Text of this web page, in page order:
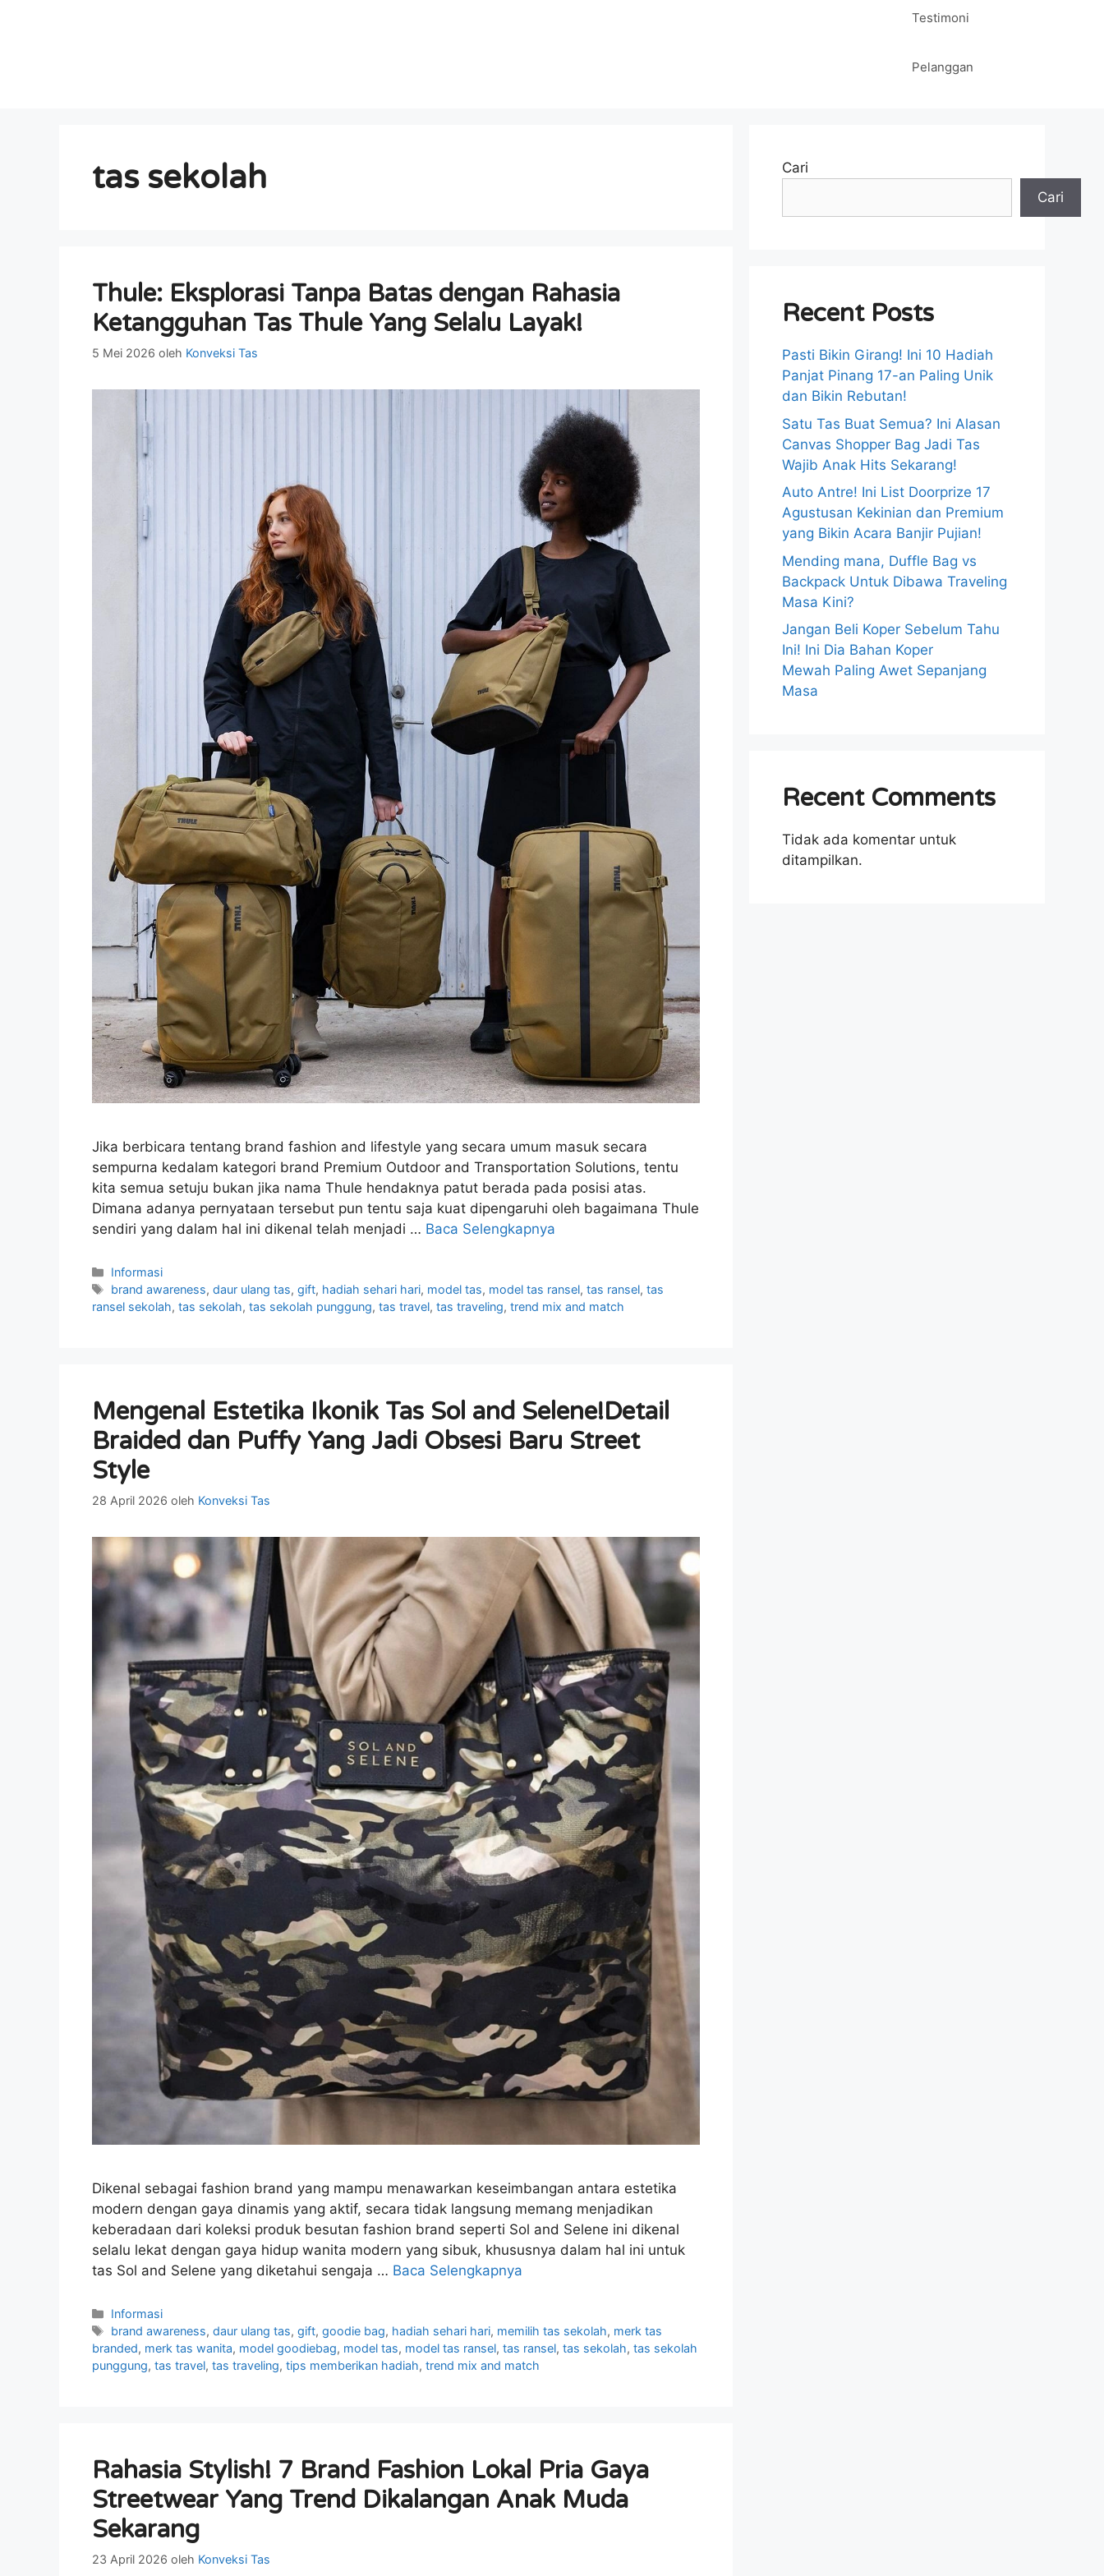
Testimoni
Pelanggan
tas sekolah
Thule: Eksplorasi Tanpa Batas dengan Rahasia
Ketangguhan Tas Thule Yang Selalu Layak!
5 Mei 2026 oleh Konveksi Tas
Jika berbicara tentang brand fashion and lifestyle yang secara umum masuk secara
sempurna kedalam kategori brand Premium Outdoor and Transportation Solutions, tentu
kita semua setuju bukan jika nama Thule hendaknya patut berada pada posisi atas.
Dimana adanya pernyataan tersebut pun tentu saja kuat dipengaruhi oleh bagaimana Thule
sendiri yang dalam hal ini dikenal telah menjadi … Baca Selengkapnya
Kategori
Informasi
Tag
brand awareness,daur ulang tas,gift, hadiah sehari hari, model tas, model tas ransel,tas ransel,tas
ransel sekolah, tas sekolah, tas sekolah punggung, tas travel, tas traveling, trend mix and match
Mengenal Estetika Ikonik Tas Sol and Selene!Detail
Braided dan Puffy Yang Jadi Obsesi Baru Street
Style
28 April 2026 oleh Konveksi Tas
Dikenal sebagai fashion brand yang mampu menawarkan keseimbangan antara estetika
modern dengan gaya dinamis yang aktif, secara tidak langsung memang menjadikan
keberadaan dari koleksi produk besutan fashion brand seperti Sol and Selene ini dikenal
selalu lekat dengan gaya hidup wanita modern yang sibuk, khususnya dalam hal ini untuk
tas Sol and Selene yang diketahui sengaja … Baca Selengkapnya
Kategori
Informasi
Tag
brand awareness,daur ulang tas,gift,goodie bag, hadiah sehari hari, memilih tas sekolah, merk tas
branded, merk tas wanita, model goodiebag, model tas, model tas ransel, tas ransel, tas sekolah, tas sekolah
punggung, tas travel, tas traveling, tips memberikan hadiah, trend mix and match
Rahasia Stylish! 7 Brand Fashion Lokal Pria Gaya
Streetwear Yang Trend Dikalangan Anak Muda
Sekarang
23 April 2026 oleh Konveksi Tas
Cari
Cari
Recent Posts
Pasti Bikin Girang! Ini 10 Hadiah
Panjat Pinang 17-an Paling Unik
dan Bikin Rebutan!
Satu Tas Buat Semua? Ini Alasan
Canvas Shopper Bag Jadi Tas
Wajib Anak Hits Sekarang!
Auto Antre! Ini List Doorprize 17
Agustusan Kekinian dan Premium
yang Bikin Acara Banjir Pujian!
Mending mana, Duffle Bag vs
Backpack Untuk Dibawa Traveling
Masa Kini?
Jangan Beli Koper Sebelum Tahu
Ini! Ini Dia Bahan Koper
Mewah Paling Awet Sepanjang
Masa
Recent Comments
Tidak ada komentar untuk
ditampilkan.